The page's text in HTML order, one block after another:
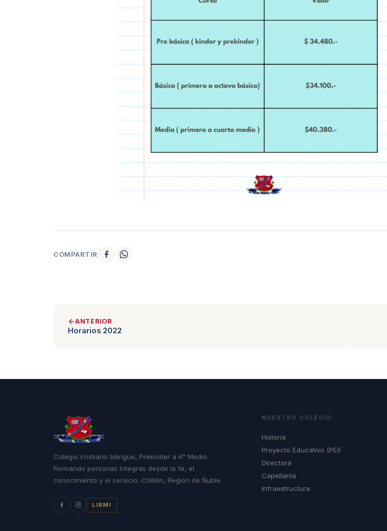
COMPARTIR
ANTERIOR
Horarios 2022
Colegio cristiano bilingüe, Prekinder a 4° Medio.
Formando personas íntegras desde la fe, el
conocimiento y el servicio. Chillán, Región de Ñuble.
LIRMI
NUESTRO COLEGIO
Historia
Proyecto Educativo (PEI)
Directora
Capellanía
Infraestructura